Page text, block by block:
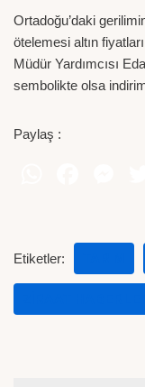
Ortadoğu’daki
ötelemesi altın
Müdür Yardımcısı
sembolikte olsa
Paylaş :
Etiketler: